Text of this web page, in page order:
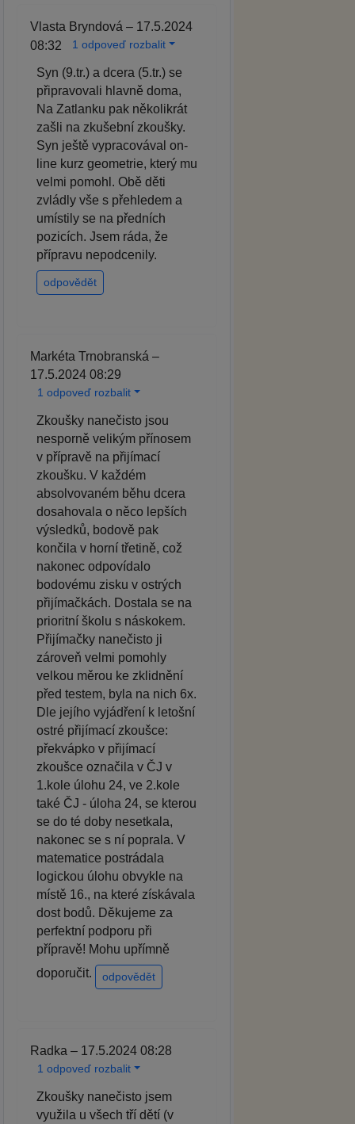
Vlasta Bryndová – 17.5.2024
08:32
1 odpoveď rozbalit
Syn (9.tr.) a dcera (5.tr.) se
připravovali hlavně doma,
Na Zatlanku pak několikrát
zašli na zkušební zkoušky.
Syn ještě vypracovával on-
line kurz geometrie, který mu
velmi pomohl. Obě děti
zvládly vše s přehledem a
umístily se na předních
pozicích. Jsem ráda, že
přípravu nepodcenily.
odpovědět
Markéta Trnobranská –
17.5.2024 08:29
1 odpoveď rozbalit
Zkoušky nanečisto jsou
nesporně velikým přínosem
v přípravě na přijímací
zkoušku. V každém
absolvovaném běhu dcera
dosahovala o něco lepších
výsledků, bodově pak
končila v horní třetině, což
nakonec odpovídalo
bodovému zisku v ostrých
přijímačkách. Dostala se na
prioritní školu s náskokem.
Přijímačky nanečisto ji
zároveň velmi pomohly
velkou měrou ke zklidnění
před testem, byla na nich 6x.
Dle jejího vyjádření k letošní
ostré přijímací zkoušce:
překvápko v přijímací
zkoušce označila v ČJ v
1.kole úlohu 24, ve 2.kole
také ČJ - úloha 24, se kterou
se do té doby nesetkala,
nakonec se s ní poprala. V
matematice postrádala
logickou úlohu obvykle na
místě 16., na které získávala
dost bodů. Děkujeme za
perfektní podporu při
přípravě! Mohu upřímně
doporučit.
odpovědět
Radka – 17.5.2024 08:28
1 odpoveď rozbalit
Zkoušky nanečisto jsem
využila u všech tří dětí (v